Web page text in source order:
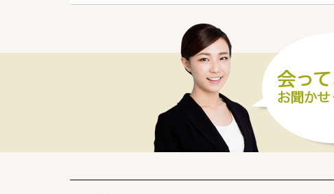
・Wワークをお考えの方
・効率よくお仕事されたい方
・駅近の都心の調剤薬局へ通勤したい方
・心療内科経験者の方
・調剤薬局ご経験の方